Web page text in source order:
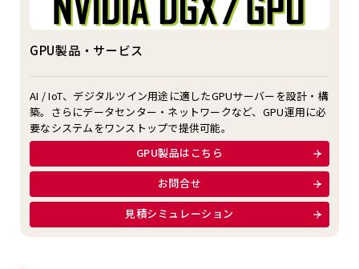
GPU製品・サービス
AI / IoT、デジタルツイン用途に適したGPUサーバーを設計・構
築。さらにデータセンター・ネットワークなど、GPU運用に必
要なシステムをワンストップで提供可能。
GPU製品はこちら
お問合せ
見積シミュレーション